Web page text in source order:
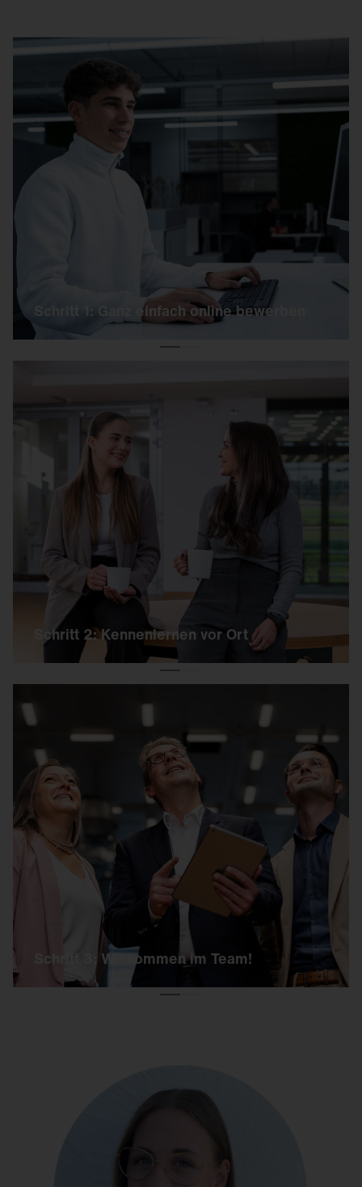
Schritt 1: Ganz einfach online bewerben
Schritt 1: Ganz einfach online bewerben
Bewirb Dich ganz einfach online über unseren
Unser HR Team meldet sich so schnell wie
Schritt 2: Kennenlernen vor Ort
Schritt 2: Kennenlernen vor Ort
Wir laden Dich zu einem spannenden Tag auf
unserem Campus ein. Dich erwartet ein kurzer
Online-Test und ein persönliches
Kennlerngespräch.
Schritt 3: Willkommen im Team!
Schritt 3: Willkommen im Team!
Wenn der Tag erfolgreich verlaufen ist, erhältst
Du kurz danach ein Angebot von uns inklusive
aller weiteren Infos – und dann heißt es:
Welcome to SITECO!